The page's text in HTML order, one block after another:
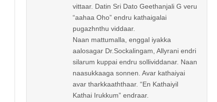
vittaar. Datin Sri Dato Geethanjali G veru
“aahaa Oho” endru kathaigalai
pugazhnthu viddaar.
Naan mattumalla, enggal iyakka
aalosagar Dr.Sockalingam, Allyrani endri
silarum kuppai endru sollividdanar. Naan
naasukkaaga sonnen. Avar kathaiyai
avar tharkkaaththaar. “En Kathaiyil
Kathai Irukkum” endraar.